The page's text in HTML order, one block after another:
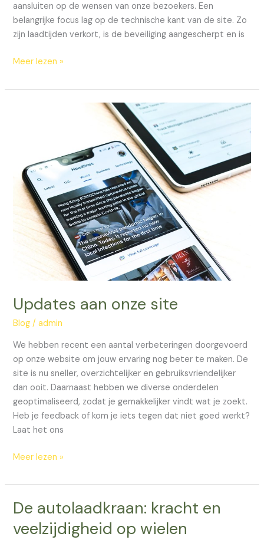
aansluiten op de wensen van onze bezoekers. Een
belangrijke focus lag op de technische kant van de site. Zo
zijn laadtijden verkort, is de beveiliging aangescherpt en is
Meer lezen »
Updates aan onze site
Blog /admin
We hebben recent een aantal verbeteringen doorgevoerd
op onze website om jouw ervaring nog beter te maken. De
site is nu sneller, overzichtelijker en gebruiksvriendelijker
dan ooit. Daarnaast hebben we diverse onderdelen
geoptimaliseerd, zodat je gemakkelijker vindt wat je zoekt.
Heb je feedback of kom je iets tegen dat niet goed werkt?
Laat het ons
Meer lezen »
De autolaadkraan: kracht en
veelzijdigheid op wielen
De
kracht